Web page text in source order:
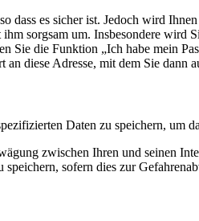
dass es sicher ist. Jedoch wird
sorgsam um. Insbesondere
Sie die Funktion „Ich habe mein
diese Adresse, mit dem Sie dann
Daten zu speichern, um
zwischen Ihren und seinen
sofern dies zur